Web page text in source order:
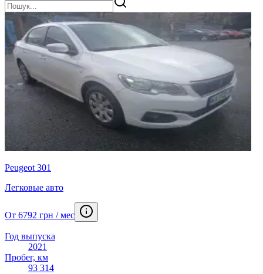
Peugeot 301
Легковые авто
От 6792 грн / мес
Год выпуска
2021
Пробег, км
93 314